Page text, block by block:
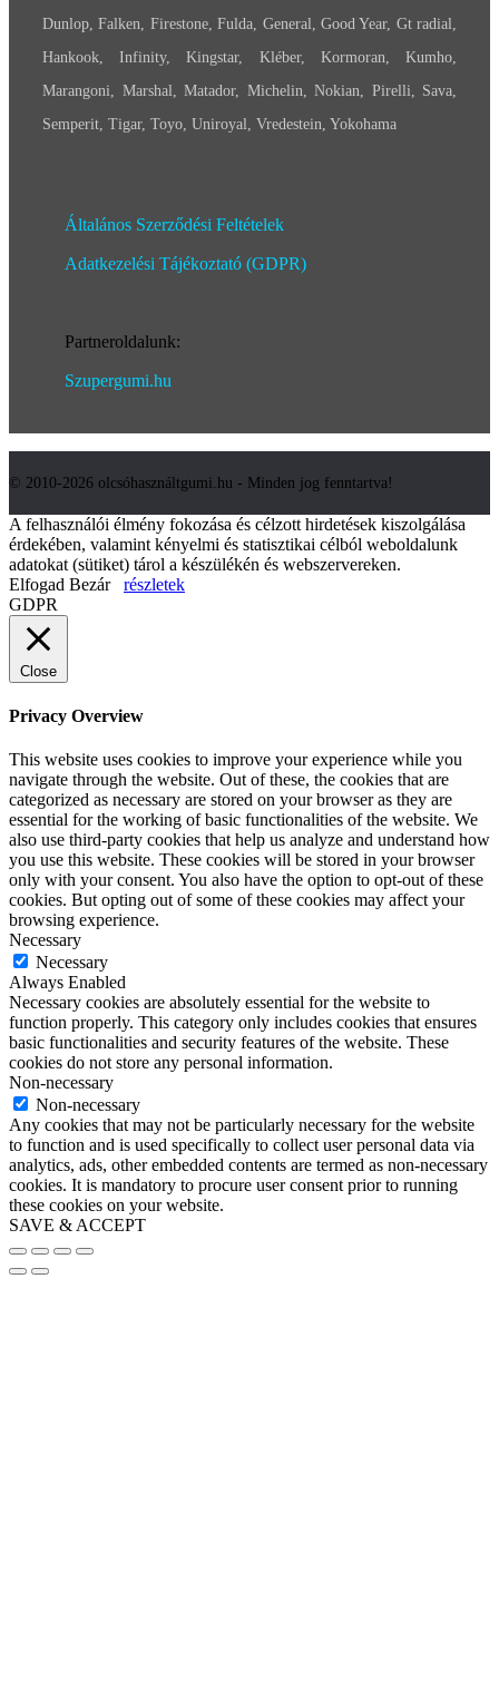
Dunlop, Falken, Firestone, Fulda, General, Good Year, Gt radial,
Hankook, Infinity, Kingstar, Kléber, Kormoran, Kumho,
Marangoni, Marshal, Matador, Michelin, Nokian, Pirelli, Sava,
Semperit, Tigar, Toyo, Uniroyal, Vredestein, Yokohama
Általános Szerződési Feltételek
Adatkezelési Tájékoztató (GDPR)
Partneroldalunk:
Szupergumi.hu
© 2010-2026 olcsóhasználtgumi.hu - Minden jog fenntartva!
A felhasználói élmény fokozása és célzott hirdetések kiszolgálása
érdekében, valamint kényelmi és statisztikai célból weboldalunk
adatokat (sütiket) tárol a készülékén és webszervereken.
Elfogad Bezár
részletek
GDPR
Close
Privacy Overview
This website uses cookies to improve your experience while you
navigate through the website. Out of these, the cookies that are
categorized as necessary are stored on your browser as they are
essential for the working of basic functionalities of the website. We
also use third-party cookies that help us analyze and understand how
you use this website. These cookies will be stored in your browser
only with your consent. You also have the option to opt-out of these
cookies. But opting out of some of these cookies may affect your
browsing experience.
Necessary
Necessary
Always Enabled
Necessary cookies are absolutely essential for the website to
function properly. This category only includes cookies that ensures
basic functionalities and security features of the website. These
cookies do not store any personal information.
Non-necessary
Non-necessary
Any cookies that may not be particularly necessary for the website
to function and is used specifically to collect user personal data via
analytics, ads, other embedded contents are termed as non-necessary
cookies. It is mandatory to procure user consent prior to running
these cookies on your website.
SAVE & ACCEPT